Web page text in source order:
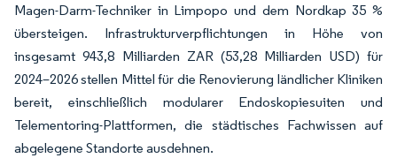
Magen-Darm-Techniker in Limpopo und dem Nordkap 35 %
übersteigen. Infrastrukturverpflichtungen in Höhe von
insgesamt 943,8 Milliarden ZAR (53,28 Milliarden USD) für
2024–2026 stellen Mittel für die Renovierung ländlicher Kliniken
bereit, einschließlich modularer Endoskopiesuiten und
Telementoring-Plattformen, die städtisches Fachwissen auf
abgelegene Standorte ausdehnen.